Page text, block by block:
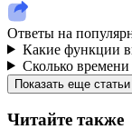
Ответы на
Какие функции
Сколько
Показать еще статьи
Читайте также